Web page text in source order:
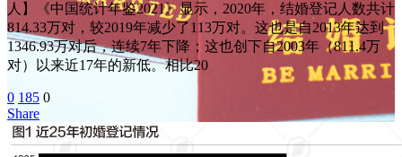
人】《中国统计年鉴2021》显示，2020年，结婚登记人数共计
814.33万对，较2019年减少了113万对。这也是自2013年达到
1346.93万对后，连续7年下降；这也创下自2003年（811.4万
对）以来近17年的新低。相比20
0 185 0
Share